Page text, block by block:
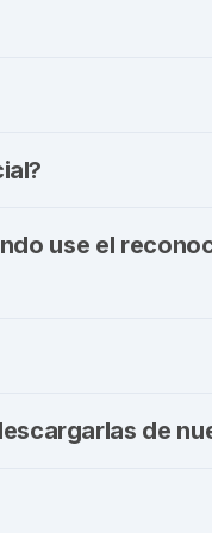
use el
de